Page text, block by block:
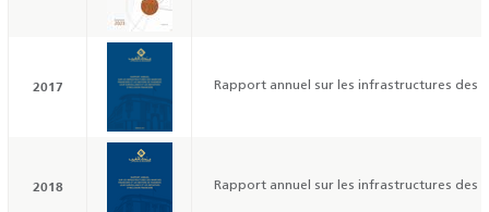
2017 Rapport annuel sur les infrastructures des
2018 Rapport annuel sur les infrastructures des